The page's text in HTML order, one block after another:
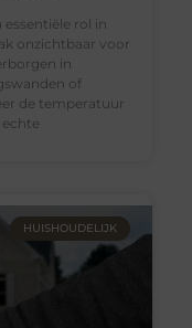
rol in
onzichtbaar voor
in
of
de temperatuur
echte
HUISHOUDELIJK